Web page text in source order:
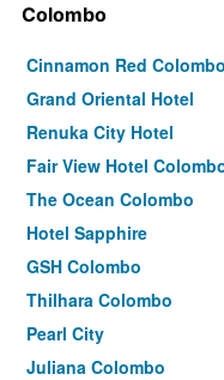
Colombo
Cinnamon Red Colombo
Grand Oriental Hotel
Renuka City Hotel
Fair View Hotel
The Ocean Colombo
Hotel Sapphire
GSH Colombo
Thilhara Colombo
Pearl City
Juliana Colombo